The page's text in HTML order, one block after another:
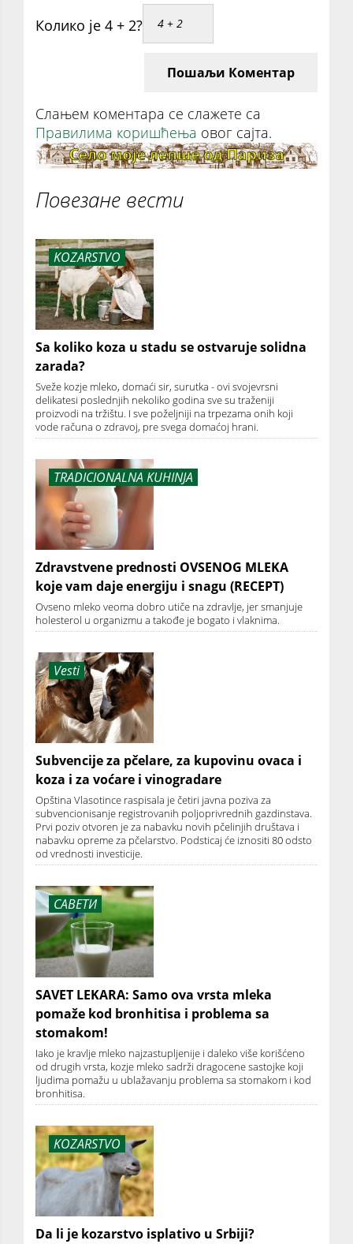
Колико је 4 + 2?
Пошаљи Коментар
Слањем коментара се слажете са
Правилима коришћења овог сајта.
Повезане вести
KOZARSTVO
Sa koliko koza u stadu se ostvaruje solidna
zarada?
Sveže kozje mleko, domaći sir, surutka - ovi svojevrsni
delikatesi poslednjih nekoliko godina sve su traženiji
proizvodi na tržištu. I sve poželjniji na trpezama onih koji
vode računa o zdravoj, pre svega domaćoj hrani.
TRADICIONALNA KUHINJA
Zdravstvene prednosti OVSENOG MLEKA
koje vam daje energiju i snagu (RECEPT)
Ovseno mleko veoma dobro utiče na zdravlje, jer smanjuje
holesterol u organizmu a takođe je bogato i vlaknima.
Vesti
Subvencije za pčelare, za kupovinu ovaca i
koza i za voćare i vinogradare
Opština Vlasotince raspisala je četiri javna poziva za
subvencionisanje registrovanih poljoprivrednih gazdinstava.
Prvi poziv otvoren je za nabavku novih pčelinjih društava i
nabavku opreme za pčelarstvo. Podsticaj će iznositi 80 odsto
od vrednosti investicije.
САВЕТИ
SAVET LEKARA: Samo ova vrsta mleka
pomaže kod bronhitisa i problema sa
stomakom!
Iako je kravlje mleko najzastupljenije i daleko više korišćeno
od drugih vrsta, kozje mleko sadrži dragocene sastojke koji
ljudima pomažu u ublažavanju problema sa stomakom i kod
bronhitisa.
KOZARSTVO
Da li je kozarstvo isplativo u Srbiji?